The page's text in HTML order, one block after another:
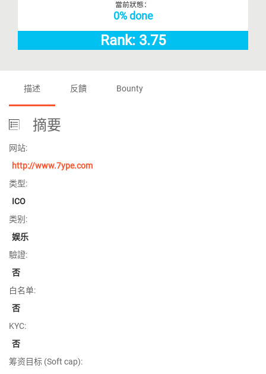
當前狀態：
0% done
Rank: 3.75
描述 反饋 Bounty
摘要
网站:
http://www.7ype.com
类型:
ICO
类别:
娱乐
驗證:
否
白名单:
否
KYC:
否
筹资目标 (Soft cap):